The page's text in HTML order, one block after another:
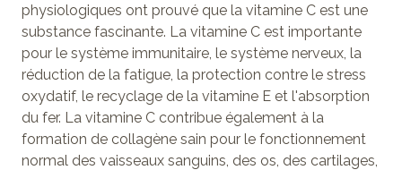
physiologiques ont prouvé que la vitamine C est une
substance fascinante. La vitamine C est importante
pour le système immunitaire, le système nerveux, la
réduction de la fatigue, la protection contre le stress
oxydatif, le recyclage de la vitamine E et l'absorption
du fer. La vitamine C contribue également à la
formation de collagène sain pour le fonctionnement
normal des vaisseaux sanguins, des os, des cartilages,